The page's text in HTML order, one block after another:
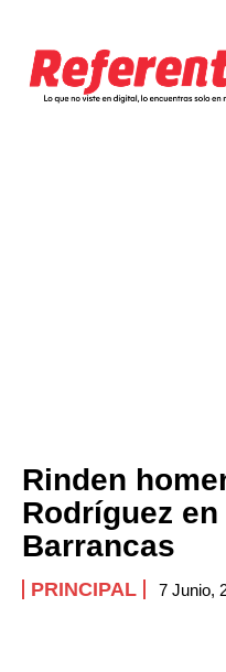
Rinden
Rodríguez
Barrancas
PRINCIPAL 7 Junio,